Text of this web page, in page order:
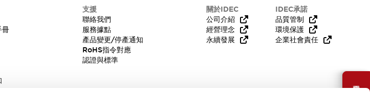
需要幫助嗎？
冊
支援
聯絡我們
服務據點
產品變更/停產通知
RoHS指令對應
認證與標準
關於IDEC
公司介紹
經營理念
永續發展
IDEC承諾
品質管制
環境保護
企業社會責任